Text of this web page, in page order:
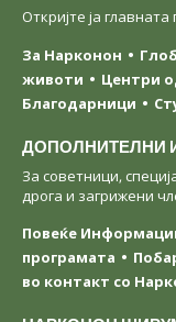
Откријте ја
За Нарконон
животи
Центри
Благодарници
ДОПОЛНИТЕЛНИ
За советници,
дрога и загрижени
Повеќе
програмата
во контакт со